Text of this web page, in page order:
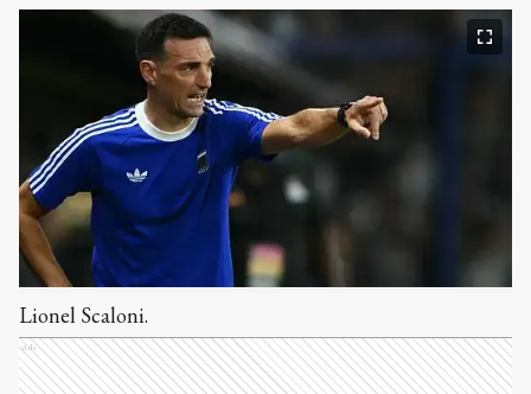
Lionel Scaloni.
Ads